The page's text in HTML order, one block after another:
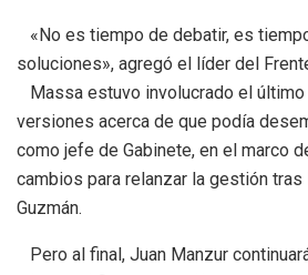
«No es tiempo de debatir, es
soluciones», agregó el líder del
Massa estuvo involucrado el último
versiones acerca de que podía
como jefe de Gabinete, en el marco
cambios para relanzar la gestión tras
Guzmán.
Pero al final, Juan Manzur